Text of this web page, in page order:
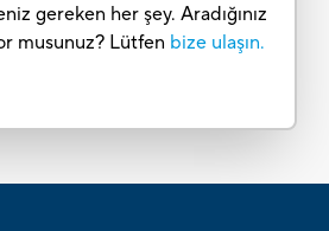
gereken her şey. Aradığınız
musunuz? Lütfen bize ulaşın.